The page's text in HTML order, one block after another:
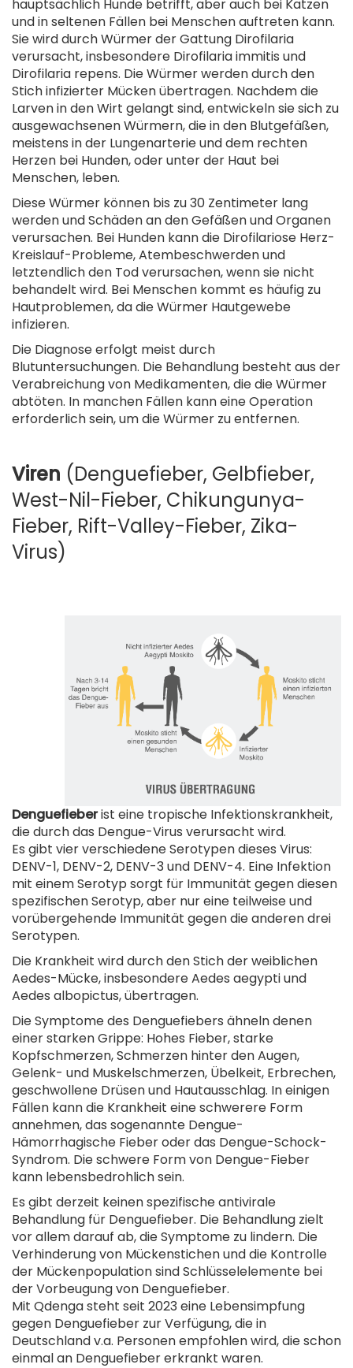
hauptsächlich Hunde betrifft, aber auch bei Katzen
und in seltenen Fällen bei Menschen auftreten kann.
Sie wird durch Würmer der Gattung Dirofilaria
verursacht, insbesondere Dirofilaria immitis und
Dirofilaria repens. Die Würmer werden durch den
Stich infizierter Mücken übertragen. Nachdem die
Larven in den Wirt gelangt sind, entwickeln sie sich zu
ausgewachsenen Würmern, die in den Blutgefäßen,
meistens in der Lungenarterie und dem rechten
Herzen bei Hunden, oder unter der Haut bei
Menschen, leben.
Diese Würmer können bis zu 30 Zentimeter lang
werden und Schäden an den Gefäßen und Organen
verursachen. Bei Hunden kann die Dirofilariose Herz-
Kreislauf-Probleme, Atembeschwerden und
letztendlich den Tod verursachen, wenn sie nicht
behandelt wird. Bei Menschen kommt es häufig zu
Hautproblemen, da die Würmer Hautgewebe
infizieren.
Die Diagnose erfolgt meist durch
Blutuntersuchungen. Die Behandlung besteht aus der
Verabreichung von Medikamenten, die die Würmer
abtöten. In manchen Fällen kann eine Operation
erforderlich sein, um die Würmer zu entfernen.
Viren (Denguefieber, Gelbfieber,
West-Nil-Fieber, Chikungunya-
Fieber, Rift-Valley-Fieber, Zika-
Virus)
Denguefieberist eine tropische Infektionskrankheit,
die durch das Dengue-Virus verursacht wird.
Es gibt vier verschiedene Serotypen dieses Virus:
DENV-1, DENV-2, DENV-3 und DENV-4. Eine Infektion
mit einem Serotyp sorgt für Immunität gegen diesen
spezifischen Serotyp, aber nur eine teilweise und
vorübergehende Immunität gegen die anderen drei
Serotypen.
Die Krankheit wird durch den Stich der weiblichen
Aedes-Mücke, insbesondere Aedes aegypti und
Aedes albopictus, übertragen.
Die Symptome des Denguefiebers ähneln denen
einer starken Grippe: Hohes Fieber, starke
Kopfschmerzen, Schmerzen hinter den Augen,
Gelenk- und Muskelschmerzen, Übelkeit, Erbrechen,
geschwollene Drüsen und Hautausschlag. In einigen
Fällen kann die Krankheit eine schwerere Form
annehmen, das sogenannte Dengue-
Hämorrhagische Fieber oder das Dengue-Schock-
Syndrom. Die schwere Form von Dengue-Fieber
kann lebensbedrohlich sein.
Es gibt derzeit keinen spezifische antivirale
Behandlung für Denguefieber. Die Behandlung zielt
vor allem darauf ab, die Symptome zu lindern. Die
Verhinderung von Mückenstichen und die Kontrolle
der Mückenpopulation sind Schlüsselelemente bei
der Vorbeugung von Denguefieber.
Mit Qdenga steht seit 2023 eine Lebensimpfung
gegen Denguefieber zur Verfügung, die in
Deutschland v.a. Personen empfohlen wird, die schon
einmal an Denguefieber erkrankt waren.